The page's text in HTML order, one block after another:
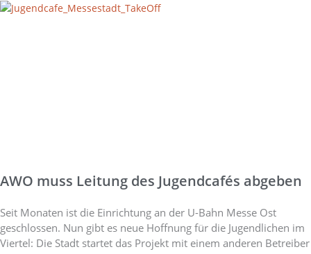
AWO muss Leitung des Jugendcafés abgeben
Seit Monaten ist die Einrichtung an der U-Bahn Messe Ost
geschlossen. Nun gibt es neue Hoffnung für die Jugendlichen im
Viertel: Die Stadt startet das Projekt mit einem anderen Betreiber